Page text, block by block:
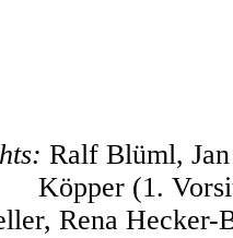
Ralf Blüml,
Köpper (1.
Rena